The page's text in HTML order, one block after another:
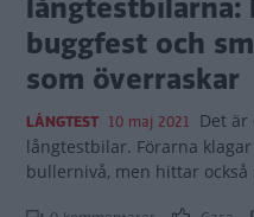
buggfest och
som överraskar
LÅNGTEST 10 maj 2021 Det är
långtestbilar. Förarna
bullernivå, men hittar